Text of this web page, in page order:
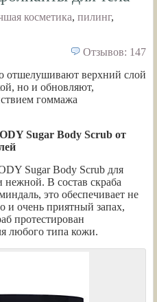
косметика, пилинг,
Отзывов: 147
отшелушивают верхний слой
но и обновляют,
гоммажа
Sugar Body Scrub от
Sugar Body Scrub для
нежной. В состав скраба
это обеспечивает не
и очень приятный запах,
протестирован
любого типа кожи.